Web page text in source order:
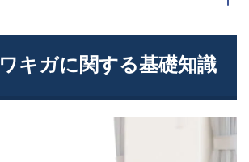
キガに関する基礎知識